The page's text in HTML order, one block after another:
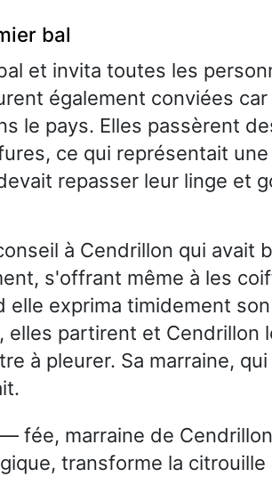
bal
et invita toutes les
également conviées car
le pays. Elles passèrent
ce qui représentait
repasser leur linge et
à Cendrillon qui avait
s'offrant même à les
elle exprima timidement
elles partirent et Cendrillon
à pleurer. Sa marraine,
— fée, marraine de
transforme la citrouille